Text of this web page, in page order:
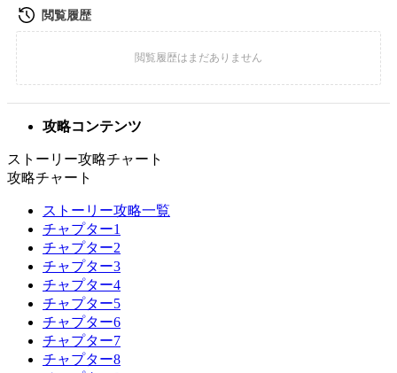
攻略コンテンツ
ストーリー攻略チャート
攻略チャート
ストーリー攻略一覧
チャプター1
チャプター2
チャプター3
チャプター4
チャプター5
チャプター6
チャプター7
チャプター8